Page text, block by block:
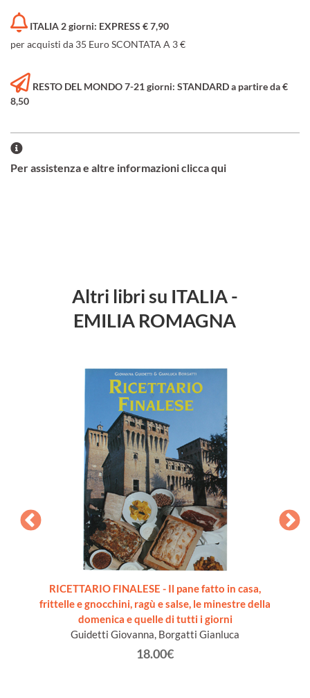
ITALIA 2 giorni: EXPRESS € 7,90
per acquisti da 35 Euro SCONTATA A 3 €
RESTO DEL MONDO 7-21 giorni: STANDARD a partire da €
8,50
Per assistenza e altre informazioni clicca qui
Altri libri su ITALIA -
EMILIA ROMAGNA
RICETTARIO FINALESE - Il pane fatto in casa,
frittelle e gnocchini, ragù e salse, le minestre della
domenica e quelle di tutti i giorni
Guidetti Giovanna, Borgatti Gianluca
18.00€